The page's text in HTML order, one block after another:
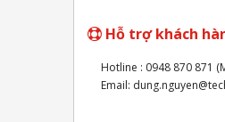
Hỗ trợ khách
Hotline : 0948 870 871
Email: